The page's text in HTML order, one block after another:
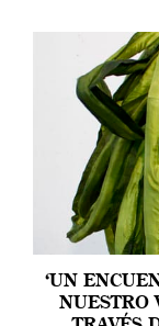
‘UN
NUESTRO